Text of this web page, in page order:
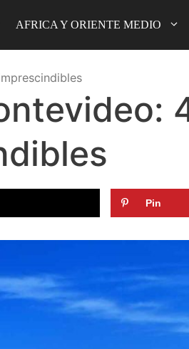
AFRICA Y ORIENTE MEDIO
Pin